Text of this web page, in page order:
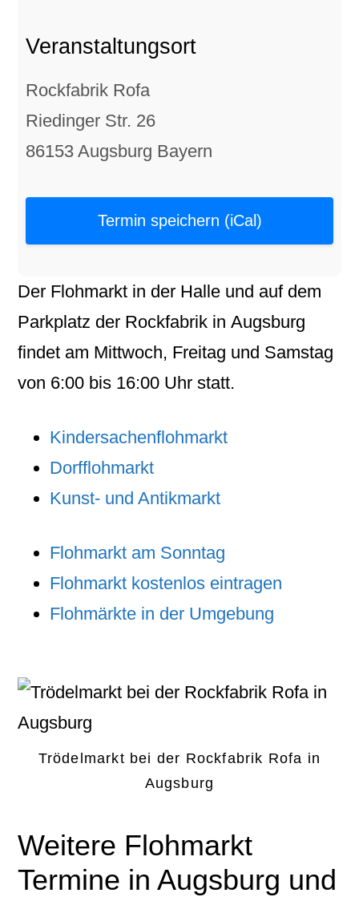
Veranstaltungsort
Rockfabrik Rofa
Riedinger Str. 26
86153 Augsburg Bayern
Termin speichern (iCal)
Der Flohmarkt in der Halle und auf dem
Parkplatz der Rockfabrik inAugsburg
findet am Mittwoch, Freitag und Samstag
von 6:00 bis 16:00 Uhr statt.
Kindersachenflohmarkt
Dorfflohmarkt
Kunst- und Antikmarkt
Flohmarkt am Sonntag
Flohmarkt kostenlos eintragen
Flohmärkte in der Umgebung
Trödelmarkt bei der Rockfabrik Rofa in
Augsburg
Weitere Flohmarkt
Termine in Augsburg und